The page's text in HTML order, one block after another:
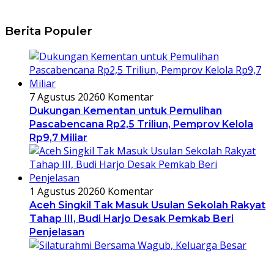
Berita Populer
7 Agustus 20260 Komentar
Dukungan Kementan untuk Pemulihan
Pascabencana Rp2,5 Triliun, Pemprov Kelola
Rp9,7 Miliar
1 Agustus 20260 Komentar
Aceh Singkil Tak Masuk Usulan Sekolah Rakyat
Tahap III, Budi Harjo Desak Pemkab Beri
Penjelasan